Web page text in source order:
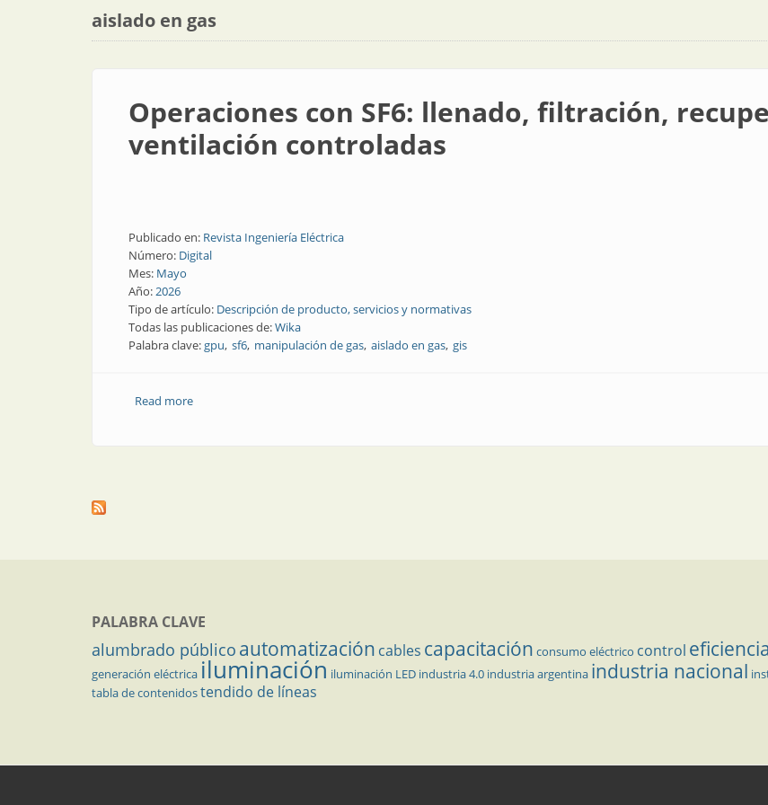
aislado en gas
Operaciones con SF6: llenado, filtración,
ventilación controladas
Publicado en: Revista Ingeniería Eléctrica
Número: Digital
Mes: Mayo
Año:2026
Tipo de artículo: Descripción de producto, servicios y normativas
Todas las publicaciones de:Wika
Palabra clave:gpu sf6 manipulación de gas aislado en gas gis
Read moreabout Operaciones con SF6: llenado, filtración, recuperación, evacuación y ventilación controladas
PALABRA CLAVE
alumbrado público automatización cables capacitación consumo eléctrico control
generación eléctrica iluminación iluminación LED industria 4.0 industria argentina industria nacional
tabla de contenidostendido de líneas